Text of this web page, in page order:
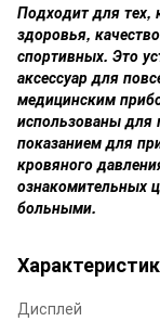
Подходит для тех,
здоровья,
спортивных. Это
аксессуар для
медицинским
использованы для
показанием для
кровяного
ознакомительных
больными.
Дисплей